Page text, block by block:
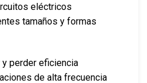
eléctricos
tamaños y formas
perder eficiencia
de alta frecuencia